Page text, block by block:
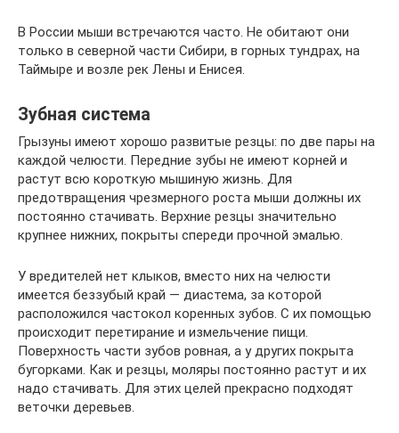
В России мыши встречаются часто. Не обитают они
только в северной части Сибири, в горных тундрах, на
Таймыре и возле рек Лены и Енисея.
Зубная система
Грызуны имеют хорошо развитые резцы: по две пары на
каждой челюсти. Передние зубы не имеют корней и
растут всю короткую мышиную жизнь. Для
предотвращения чрезмерного роста мыши должны их
постоянно стачивать. Верхние резцы значительно
крупнее нижних, покрыты спереди прочной эмалью.
У вредителей нет клыков, вместо них на челюсти
имеется беззубый край — диастема, за которой
расположился частокол коренных зубов. С их помощью
происходит перетирание и измельчение пищи.
Поверхность части зубов ровная, а у других покрыта
бугорками. Как и резцы, моляры постоянно растут и их
надо стачивать. Для этих целей прекрасно подходят
веточки деревьев.